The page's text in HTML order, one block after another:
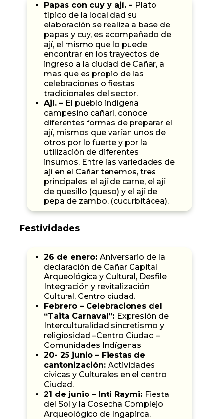
Papas con cuy y ají. – Plato
típico de la localidad su
elaboración se realiza a base de
papas y cuy, es acompañado de
ají, el mismo que lo puede
encontrar en los trayectos de
ingreso a la ciudad de Cañar, a
mas que es propio de las
celebraciones o fiestas
tradicionales del sector.
Ají. – El pueblo indígena
campesino cañarí, conoce
diferentes formas de preparar el
ají, mismos que varían unos de
otros por lo fuerte y por la
utilización de diferentes
insumos. Entre las variedades de
ají en el Cañar tenemos, tres
principales, el ají de carne, el ají
de quesillo (queso) y el ají de
pepa de zambo. (cucurbitácea).
Festividades
26 de enero: Aniversario de la
declaración de Cañar Capital
Arqueológica y Cultural, Desfile
Integración y revitalización
Cultural, Centro ciudad.
Febrero – Celebraciones del
“Taita Carnaval”: Expresión de
Interculturalidad sincretismo y
religiosidad –Centro Ciudad –
Comunidades Indígenas
20- 25 junio – Fiestas de
cantonización: Actividades
cívicas y Culturales en el centro
Ciudad.
21 de junio – Inti Raymi: Fiesta
del Sol y la Cosecha Complejo
Arqueológico de Ingapirca.